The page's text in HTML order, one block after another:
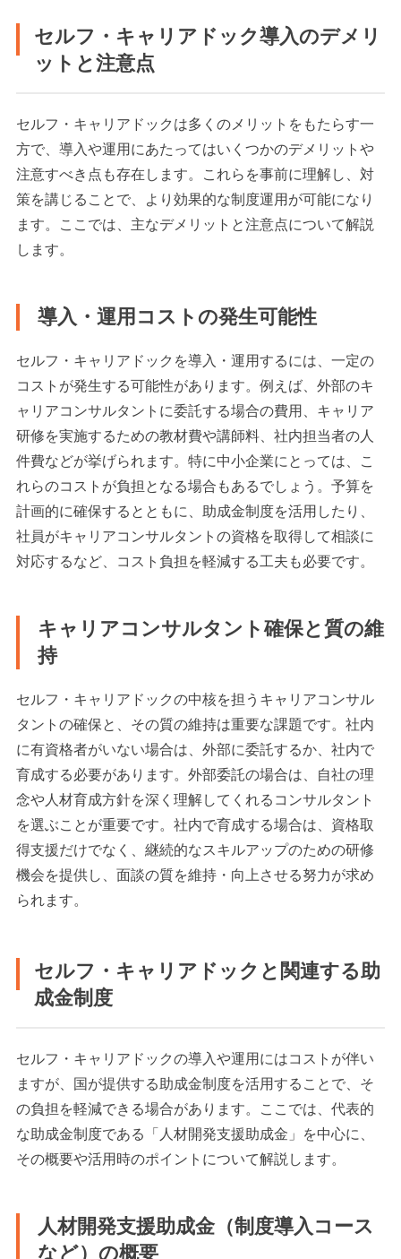
セルフ・キャリアドック導入のデメリ
ットと注意点
セルフ・キャリアドックは多くのメリットをもたらす一
方で、導入や運用にあたってはいくつかのデメリットや
注意すべき点も存在します。これらを事前に理解し、対
策を講じることで、より効果的な制度運用が可能になり
ます。ここでは、主なデメリットと注意点について解説
します。
導入・運用コストの発生可能性
セルフ・キャリアドックを導入・運用するには、一定の
コストが発生する可能性があります。例えば、外部のキ
ャリアコンサルタントに委託する場合の費用、キャリア
研修を実施するための教材費や講師料、社内担当者の人
件費などが挙げられます。特に中小企業にとっては、こ
れらのコストが負担となる場合もあるでしょう。予算を
計画的に確保するとともに、助成金制度を活用したり、
社員がキャリアコンサルタントの資格を取得して相談に
対応するなど、コスト負担を軽減する工夫も必要です。
キャリアコンサルタント確保と質の維
持
セルフ・キャリアドックの中核を担うキャリアコンサル
タントの確保と、その質の維持は重要な課題です。社内
に有資格者がいない場合は、外部に委託するか、社内で
育成する必要があります。外部委託の場合は、自社の理
念や人材育成方針を深く理解してくれるコンサルタント
を選ぶことが重要です。社内で育成する場合は、資格取
得支援だけでなく、継続的なスキルアップのための研修
機会を提供し、面談の質を維持・向上させる努力が求め
られます。
セルフ・キャリアドックと関連する助
成金制度
セルフ・キャリアドックの導入や運用にはコストが伴い
ますが、国が提供する助成金制度を活用することで、そ
の負担を軽減できる場合があります。ここでは、代表的
な助成金制度である「人材開発支援助成金」を中心に、
その概要や活用時のポイントについて解説します。
人材開発支援助成金（制度導入コース
など）の概要